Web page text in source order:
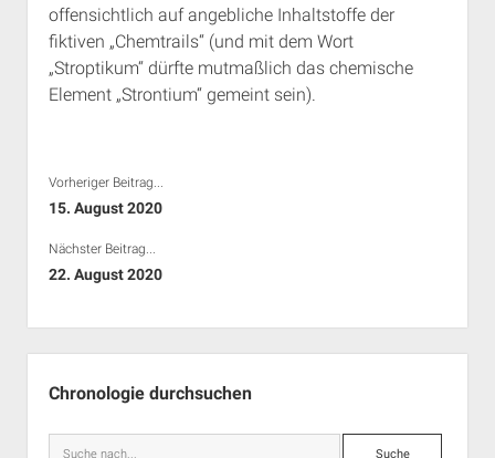
Rechte Termine München
Über a.i.d.a.
RSS-Feeds, Twitter & Facebook
Bibliothek
offensichtlich auf angebliche Inhaltstoffe der
fiktiven „Chemtrails“ (und mit dem Wort
„Stroptikum“ dürfte mutmaßlich das chemische
Element „Strontium“ gemeint sein).
Vorheriger Beitrag...
15. August 2020
Nächster Beitrag...
22. August 2020
Chronologie durchsuchen
Suche